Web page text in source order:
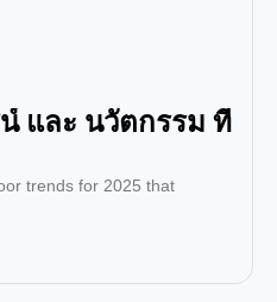
และ นวัตกรรม ที่
trends for 2025 that